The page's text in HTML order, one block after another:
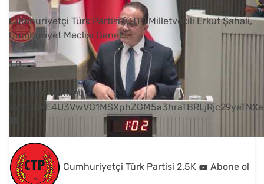
Cumhuriyetçi Türk Partisi (CTP) Milletvekili Erkut Şahali,
Cumhuriyet Meclisi Genel...
1 0
YouTube Videosu
Cumhuriyetçi Türk Partisi 2.5K Abone ol